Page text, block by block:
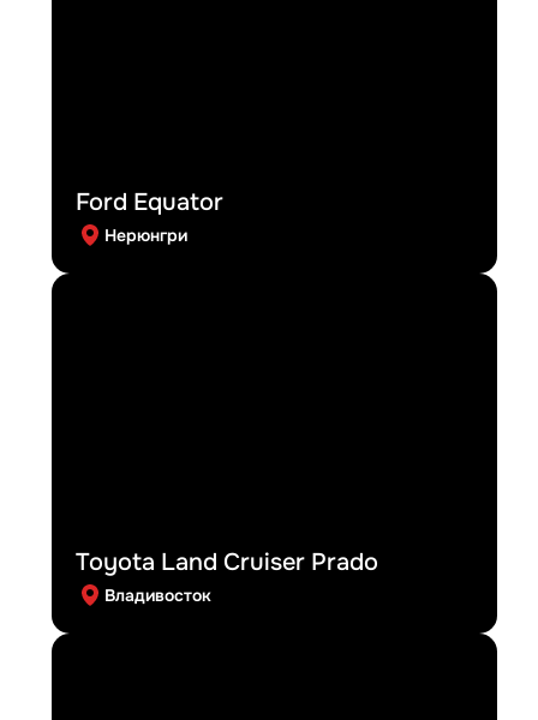
Ford Equator
Нерюнгри
Toyota Land Cruiser Prado
Владивосток